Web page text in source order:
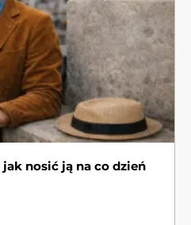
nosić ją na co dzień